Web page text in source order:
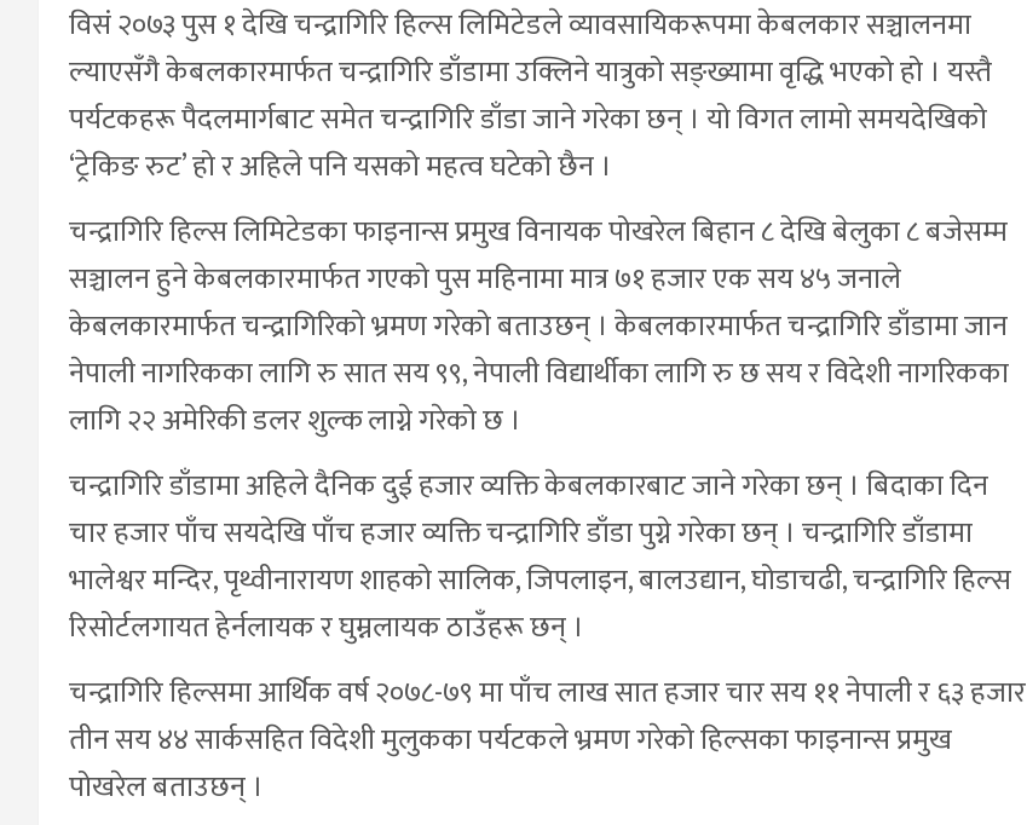
विसं २०७३ पुस १ देखि चन्द्रागिरि हिल्स लिमिटेडले व्यावसायिकरूपमा केबलकार सञ्चालनमा
ल्याएसँगै केबलकारमार्फत चन्द्रागिरि डाँडामा उक्लिने यात्रुको सङ्ख्यामा वृद्धि भएको हो । यस्तै
पर्यटकहरू पैदलमार्गबाट समेत चन्द्रागिरि डाँडा जाने गरेका छन् । यो विगत लामो समयदेखिको
‘ट्रेकिङ रुट’ हो र अहिले पनि यसको महत्व घटेको छैन ।
चन्द्रागिरि हिल्स लिमिटेडका फाइनान्स प्रमुख विनायक पोखरेल बिहान ८ देखि बेलुका ८ बजेसम्म
सञ्चालन हुने केबलकारमार्फत गएको पुस महिनामा मात्र ७१ हजार एक सय ४५ जनाले
केबलकारमार्फत चन्द्रागिरिको भ्रमण गरेको बताउछन् । केबलकारमार्फत चन्द्रागिरि डाँडामा जान
नेपाली नागरिकका लागि रु सात सय ९९, नेपाली विद्यार्थीका लागि रु छ सय र विदेशी नागरिकका
लागि २२ अमेरिकी डलर शुल्क लाग्ने गरेको छ ।
चन्द्रागिरि डाँडामा अहिले दैनिक दुई हजार व्यक्ति केबलकारबाट जाने गरेका छन् । बिदाका दिन
चार हजार पाँच सयदेखि पाँच हजार व्यक्ति चन्द्रागिरि डाँडा पुग्ने गरेका छन् । चन्द्रागिरि डाँडामा
भालेश्वर मन्दिर, पृथ्वीनारायण शाहको सालिक, जिपलाइन, बालउद्यान, घोडाचढी, चन्द्रागिरि हिल्स
रिसोर्टलगायत हेर्नलायक र घुम्नलायक ठाउँहरू छन् ।
चन्द्रागिरि हिल्समा आर्थिक वर्ष २०७८-७९ मा पाँच लाख सात हजार चार सय ११ नेपाली र ६३ हजार
तीन सय ४४ सार्कसहित विदेशी मुलुकका पर्यटकले भ्रमण गरेको हिल्सका फाइनान्स प्रमुख
पोखरेल बताउछन् ।